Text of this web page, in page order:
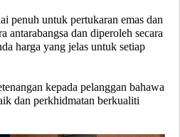
penuh untuk pertukaran emas dan
antarabangsa dan diperoleh secara
harga yang jelas untuk setiap
kepada pelanggan bahawa
dan perkhidmatan berkualiti